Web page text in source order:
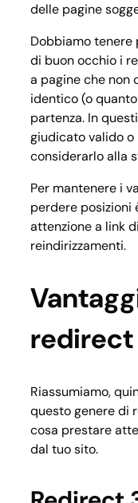
delle pagine
Dobbiamo tenere
di buon occhio i
a pagine che non
identico (o
partenza. In
giudicato valido
considerarlo alla
Per mantenere i
perdere
attenzione a link
reindirizzamenti.
redirect
Riassumiamo,
questo genere di
cosa prestare
dal tuo sito.